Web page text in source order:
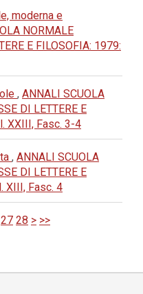
moderna e
NORMALE
E FILOSOFIA: 1979:
, ANNALI SCUOLA
DI LETTERE E
XXIII, Fasc. 3-4
, ANNALI SCUOLA
DI LETTERE E
XIII, Fasc. 4
27 28 > >>